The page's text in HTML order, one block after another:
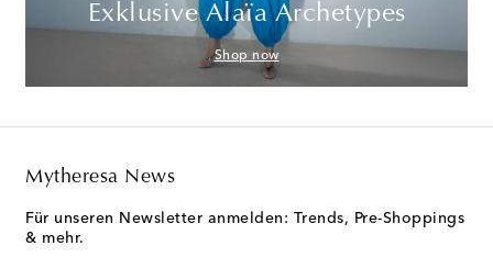
Exklusive Alaïa Archetypes
Shop now
Mytheresa News
Für unseren Newsletter anmelden: Trends, Pre-Shoppings
& mehr.